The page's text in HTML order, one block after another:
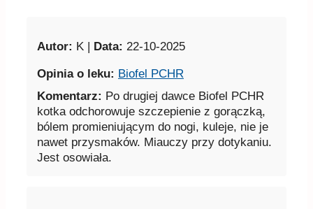
Autor: K | Data: 22-10-2025
Opinia o leku: Biofel PCHR
Komentarz: Po drugiej dawce Biofel PCHR
kotka odchorowuje szczepienie z gorączką,
bólem promieniującym do nogi, kuleje, nie je
nawet przysmaków. Miauczy przy dotykaniu.
Jest osowiała.